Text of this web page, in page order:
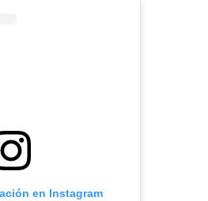
en Instagram